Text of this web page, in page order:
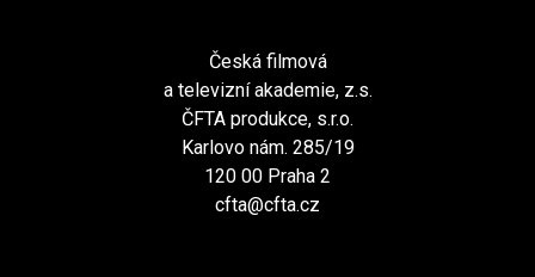
Česká filmová
a televizní akademie, z.s.
ČFTA produkce, s.r.o.
Karlovo nám. 285/19
120 00 Praha 2
cfta@cfta.cz